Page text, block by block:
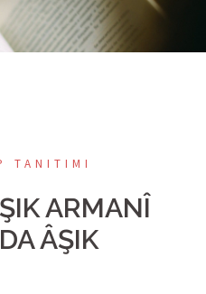
TANITIMI
ARMANÎ
ÂŞIK